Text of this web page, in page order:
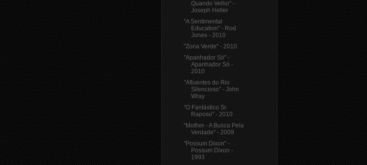
Quando Velho" -
Joseph Heller
"A Sentimental
Education" - Rod
Jones - 2010
"Zona Verde" - 2010
"Apanhador Só" -
Apanhador Só -
2010
"Afluentes do Rio
Silencioso" - John
Wray
"O Fantástico Sr.
Raposo" - 2010
"Mother - A Busca Pela
Verdade" - 2009
"Possum Dixon" -
Possum Dixon -
1993